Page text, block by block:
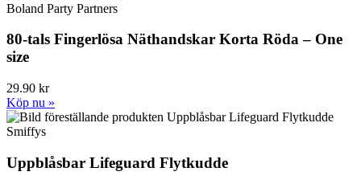
Boland Party Partners
80-tals Fingerlösa Näthandskar Korta Röda – One
size
29.90 kr
Köp nu »
Smiffys
Uppblåsbar Lifeguard Flytkudde